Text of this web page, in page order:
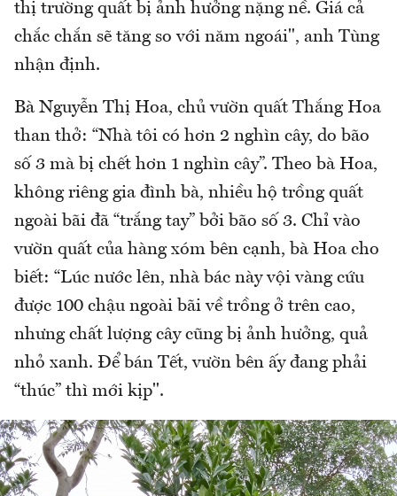
thị trường quất bị ảnh hưởng nặng nề. Giá cả
chắc chắn sẽ tăng so với năm ngoái", anh Tùng
nhận định.
Bà Nguyễn Thị Hoa, chủ vườn quất Thắng Hoa
than thở: “Nhà tôi có hơn 2 nghìn cây, do bão
số 3 mà bị chết hơn 1 nghìn cây”. Theo bà Hoa,
không riêng gia đình bà, nhiều hộ trồng quất
ngoài bãi đã “trắng tay” bởi bão số 3. Chỉ vào
vườn quất của hàng xóm bên cạnh, bà Hoa cho
biết: “Lúc nước lên, nhà bác này vội vàng cứu
được 100 chậu ngoài bãi về trồng ở trên cao,
nhưng chất lượng cây cũng bị ảnh hưởng, quả
nhỏ xanh. Để bán Tết, vườn bên ấy đang phải
“thúc” thì mới kịp".